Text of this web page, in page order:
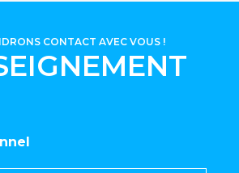
CONTACT AVEC VOUS !